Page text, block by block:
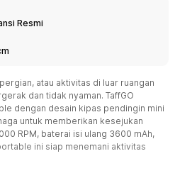
Resmi
atau aktivitas di luar ruangan
dan tidak nyaman. TaffGO
dengan desain kipas pendingin mini
untuk memberikan kesejukan
RPM, baterai isi ulang 3600 mAh,
ini siap menemani aktivitas